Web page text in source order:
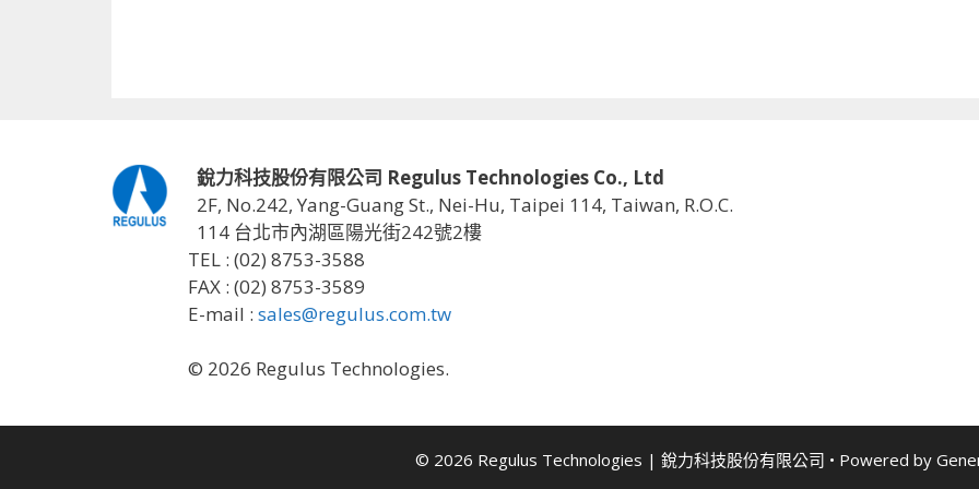
銳力科技股份有限公司 Regulus Technologies Co., Ltd
2F, No.242, Yang-Guang St., Nei-Hu, Taipei 114, Taiwan, R.O.C.
114 台北市內湖區陽光街242號2樓
TEL : (02) 8753-3588
FAX : (02) 8753-3589
E-mail : sales@regulus.com.tw
© 2026 Regulus Technologies.
© 2026 Regulus Technologies | 銳力科技股份有限公司 • Powered by